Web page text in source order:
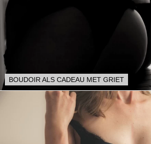
BOUDOIR ALS CADEAU MET GRIET